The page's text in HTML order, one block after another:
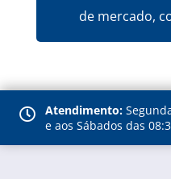
de mercado,
 Atendimento:
e aos Sábados das